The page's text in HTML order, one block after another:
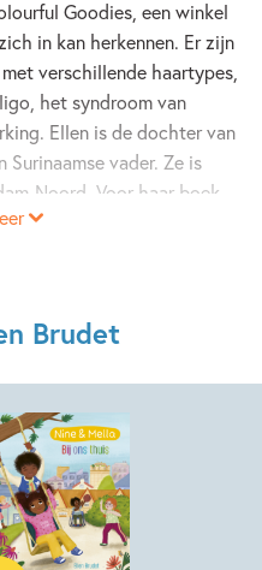
©Jerome de lint
Goodies, een winkel
in kan herkennen. Er zijn
verschillende haartypes,
het syndroom van
Ellen is de dochter van
Surinaamse vader. Ze is
Noord. Voor haar boek
putte ze inspiratie uit haar
Brudet